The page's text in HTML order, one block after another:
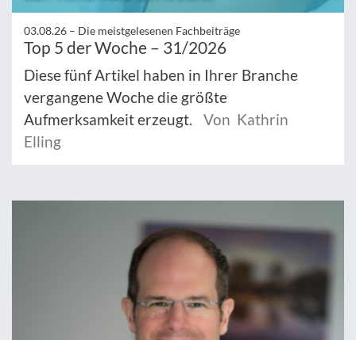
03.08.26 – Die meistgelesenen Fachbeiträge
Top 5 der Woche – 31/2026
Diese fünf Artikel haben in Ihrer Branche
vergangene Woche die größte
Aufmerksamkeit erzeugt.
Von Kathrin
Elling